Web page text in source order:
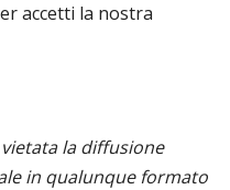
accetti la nostra
la diffusione
in qualunque formato